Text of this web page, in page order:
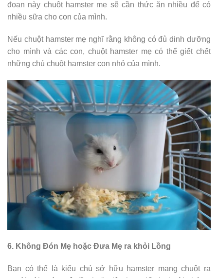
đoạn này chuột hamster mẹ sẽ cần thức ăn nhiều để có
nhiều sữa cho con của mình.
Nếu chuột hamster mẹ nghĩ rằng không có đủ dinh dưỡng
cho mình và các con, chuột hamster mẹ có thể giết chết
những chú chuột hamster con nhỏ của mình.
6. Không Đón Mẹ hoặc Đưa Mẹ ra khỏi Lồng
Bạn có thể là kiểu chủ sở hữu hamster mang chuột ra